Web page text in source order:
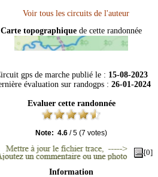
Carte topographique de cette randonnée
gps de marche publié le : 15-08-2023
évaluation sur randogps : 26-01-2024
Evaluer cette randonnée
Note: 4.6 /5 (7 votes)
[0]
Information